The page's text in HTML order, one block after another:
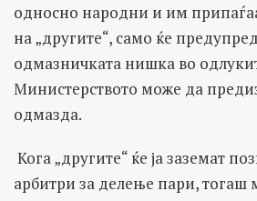
односно народни и им
на „другите“, само ќе
одмазничката нишка во
Министерството може да
одмазда.
Кога „другите“ ќе ја заземат
арбитри за делење пари, тогаш